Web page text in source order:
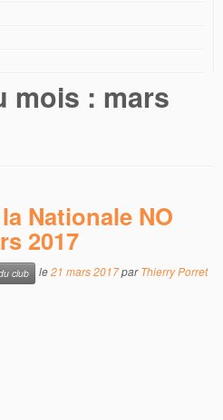
mois : mars
Nationale NO
2017
club le21 mars 2017parThierry Porret